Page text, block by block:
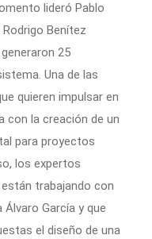
lideró Pablo
Benítez
25
Una de las
quieren impulsar en
con la creación de un
para proyectos
los expertos
trabajando con
García y que
el diseño de una